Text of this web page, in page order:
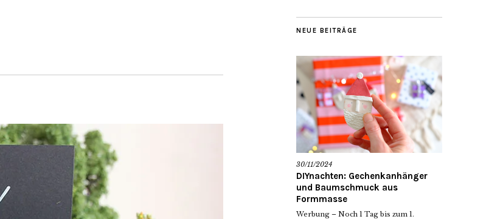
NEUE BEITRÄGE
30/11/2024
DIYnachten: Gechenkanhänger
und Baumschmuck aus
Formmasse
Werbung – Noch 1 Tag bis zum 1.